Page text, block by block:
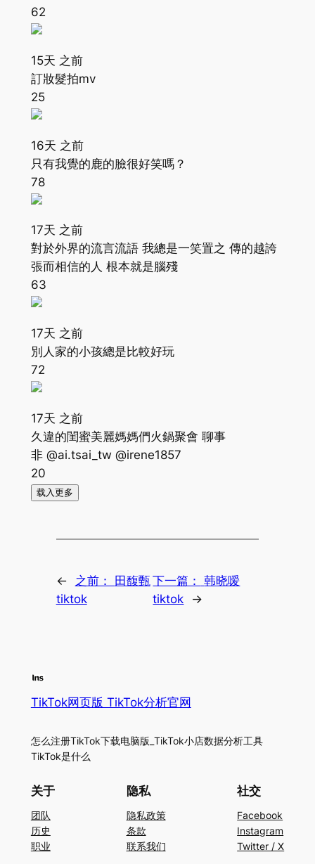
62
15天 之前
訂妝髮拍mv
25
16天 之前
只有我覺的鹿的臉很好笑嗎？
78
17天 之前
對於外界的流言流語 我總是一笑置之 傳的越誇
張而相信的人 根本就是腦殘
63
17天 之前
別人家的小孩總是比較好玩
72
17天 之前
久違的閨蜜美麗媽媽們火鍋聚會 聊事
非 @ai.tsai_tw @irene1857
20
载入更多
← 之前： 田馥甄
tiktok
下一篇：
韩晓嗳
tiktok
→
TikTok网页版 TikTok分析官网
怎么注册TikTok下载电脑版_TikTok小店数据分析工具
TikTok是什么
关于
团队
历史
职业
隐私
隐私政策
条款
联系我们
社交
Facebook
Instagram
Twitter / X